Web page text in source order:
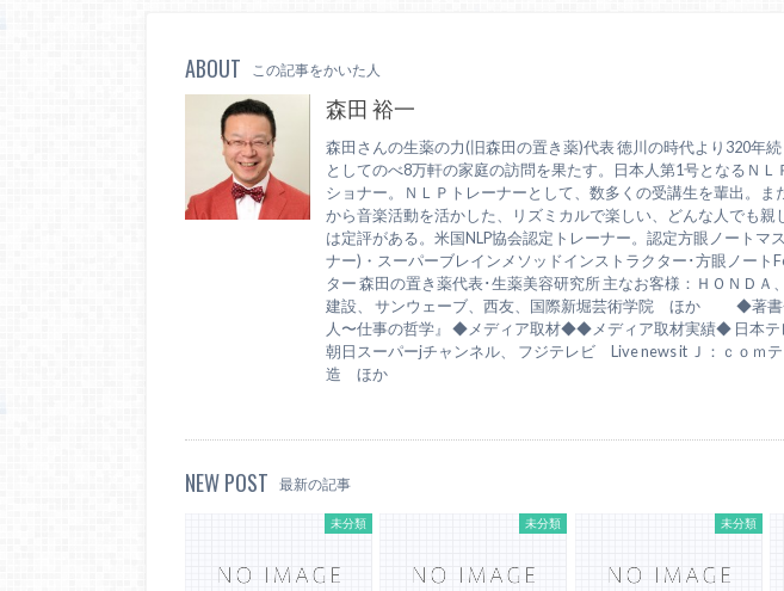
ABOUT この記事をかいた人
森田 裕一
森田さんの生薬の力(旧森田の置き薬)代表 徳川の時代より320年
としてのべ8万軒の家庭の訪問を果たす。日本人第1号となるＮＬ
ショナー。ＮＬＰトレーナーとして、数多くの受講生を輩出。ま
から音楽活動を活かした、リズミカルで楽しい、どんな人でも親
は定評がある。米国NLP協会認定トレーナー。認定方眼ノートマ
ナー)・スーパーブレインメソッドインストラクター･方眼ノート
ター 森田の置き薬代表･生薬美容研究所 主なお客様：ＨＯＮＤＡ
建設、 サンウェーブ、西友、国際新堀芸術学院 ほか ◆著
人〜仕事の哲学』 ◆メディア取材◆◆メディア取材実績◆ 日本テ
朝日スーパーjチャンネル、 フジテレビ Live news it Ｊ：ｃｏｍ
造 ほか
NEW POST 最新の記事
未分類 未分類 未分類